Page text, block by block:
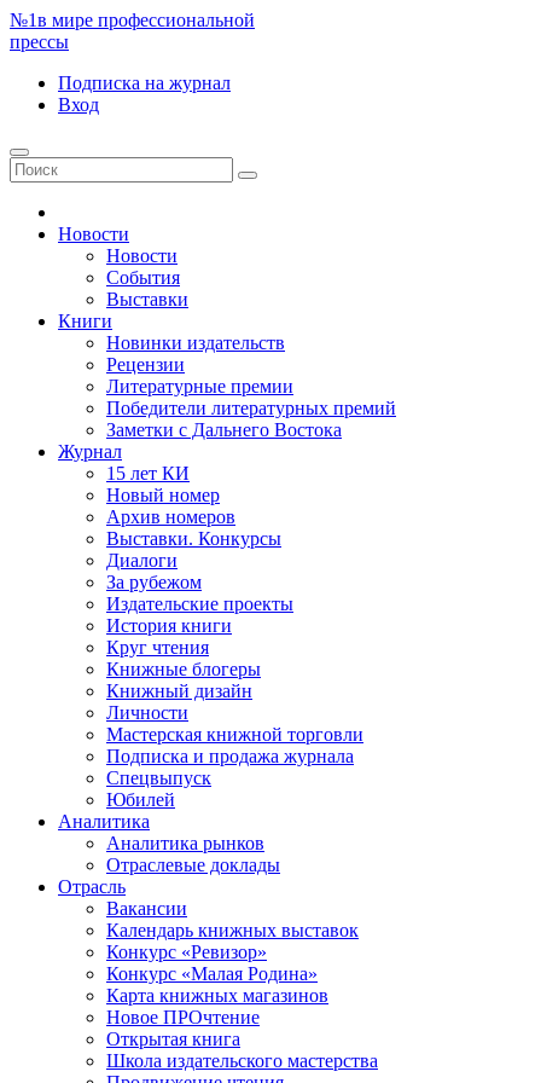
№1в мире профессиональной
прессы
Подписка на журнал
Вход
Новости
Новости
События
Выставки
Книги
Новинки издательств
Рецензии
Литературные премии
Победители литературных премий
Заметки с Дальнего Востока
Журнал
15 лет КИ
Новый номер
Архив номеров
Выставки. Конкурсы
Диалоги
За рубежом
Издательские проекты
История книги
Круг чтения
Книжные блогеры
Книжный дизайн
Личности
Мастерская книжной торговли
Подписка и продажа журнала
Спецвыпуск
Юбилей
Аналитика
Аналитика рынков
Отраслевые доклады
Отрасль
Вакансии
Календарь книжных выставок
Конкурс «Ревизор»
Конкурс «Малая Родина»
Карта книжных магазинов
Новое ПРОчтение
Открытая книга
Школа издательского мастерства